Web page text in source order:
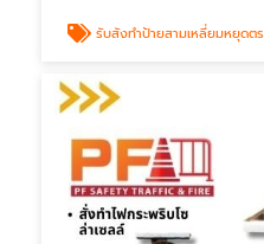
รับสังทำป้ายสามเหลี่ยมหยุดตรวจ ราคาไม่แพง